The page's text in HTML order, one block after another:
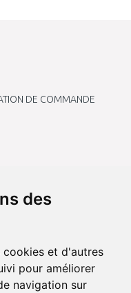
des
cookies et d'autres
pour améliorer
navigation sur
DE COMMANDE